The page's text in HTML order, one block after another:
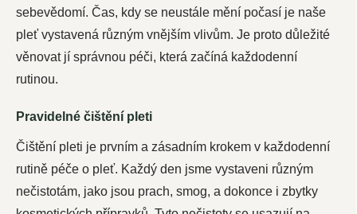
sebevědomí. Čas, kdy se neustále mění počasí je naše
pleť vystavená různým vnějším vlivům. Je proto důležité
věnovat jí správnou péči, která začíná každodenní
rutinou.
Pravidelné čištění pleti
Čištění pleti je prvním a zásadním krokem v každodenní
rutině péče o pleť. Každý den jsme vystaveni různým
nečistotám, jako jsou prach, smog, a dokonce i zbytky